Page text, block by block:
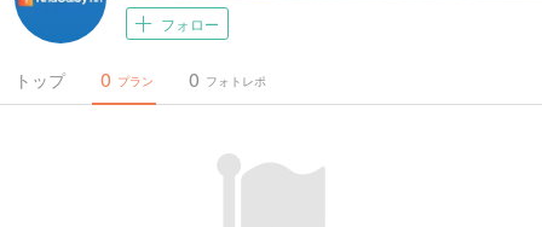
フォロー
トップ プラン
0 フォトレポ
0